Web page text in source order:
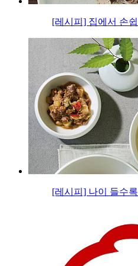
[레시피] 집에서 손
[레시피] 나이 들수